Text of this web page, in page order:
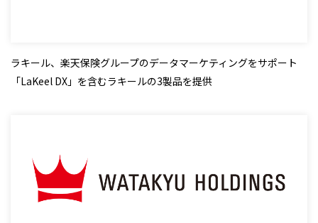
ラキール、楽天保険グループのデータマーケティングをサポート
「LaKeel DX」を含むラキールの3製品を提供